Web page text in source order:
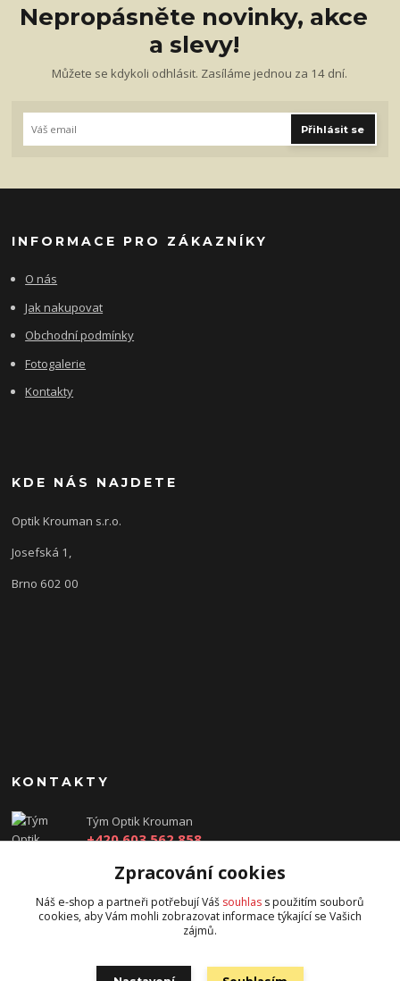
Nepropásněte novinky, akce
a slevy!
Můžete se kdykoli odhlásit. Zasíláme jednou za 14 dní.
Přihlásit se
INFORMACE PRO ZÁKAZNÍKY
O nás
Jak nakupovat
Obchodní podmínky
Fotogalerie
Kontakty
KDE NÁS NAJDETE
Optik Krouman s.r.o.
Josefská 1,
Brno 602 00
KONTAKTY
Tým Optik Krouman
+420 603 562 858
info@optikkrouman.cz
Zpracování cookies
Náš e-shop a partneři potřebují Váš souhlas s použitím souborů
cookies, aby Vám mohli zobrazovat informace týkající se Vašich
zájmů.